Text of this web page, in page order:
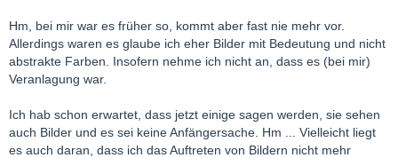
Hm, bei mir war es früher so, kommt aber fast nie mehr vor.
Allerdings waren es glaube ich eher Bilder mit Bedeutung und nicht
abstrakte Farben. Insofern nehme ich nicht an, dass es (bei mir)
Veranlagung war.
Ich hab schon erwartet, dass jetzt einige sagen werden, sie sehen
auch Bilder und es sei keine Anfängersache. Hm ... Vielleicht liegt
es auch daran, dass ich das Auftreten von Bildern nicht mehr